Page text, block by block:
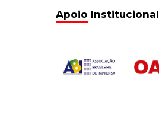
Apoio Institucional